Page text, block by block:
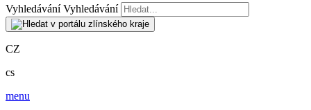
Vyhledávání Vyhledávání
CZ
cs
menu